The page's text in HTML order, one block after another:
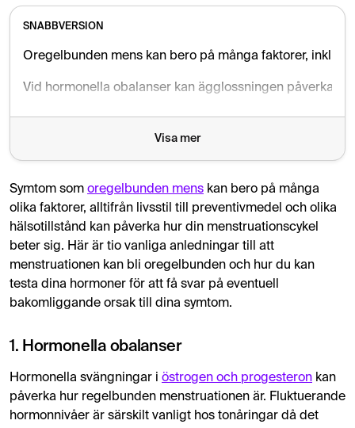
SNABBVERSION
Oregelbunden mens kan bero på många faktorer,
Vid hormonella obalanser kan ägglossningen påverkas,
Visa mer
Symtom som oregelbunden mens kan bero på många
olika faktorer, alltifrån livsstil till preventivmedel och olika
hälsotillstånd kan påverka hur din menstruationscykel
beter sig. Här är tio vanliga anledningar till att
menstruationen kan bli oregelbunden och hur du kan
testa dina hormoner för att få svar på eventuell
bakomliggande orsak till dina symtom.
1. Hormonella obalanser
Hormonella svängningar i östrogen och progesteron kan
påverka hur regelbunden menstruationen är. Fluktuerande
hormonnivåer är särskilt vanligt hos tonåringar då det